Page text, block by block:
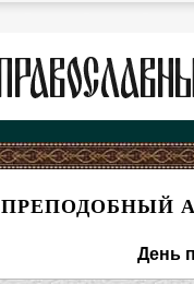
ПРЕПОДОБНЫЙ
День